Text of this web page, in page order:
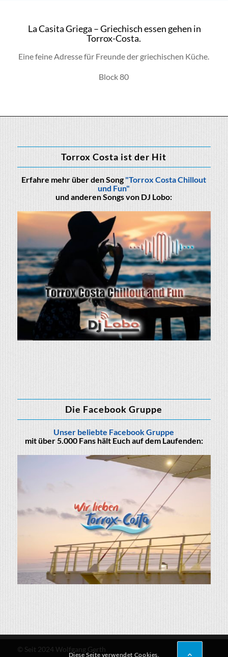
La Casita Griega – Griechisch essen gehen in
Torrox-Costa.
Eine feine Adresse für Freunde der griechischen Küche.
Block 80
Torrox Costa ist der Hit
Erfahre mehr über den Song"Torrox Costa Chillout
und Fun"
und anderen Songs von DJ Lobo:
Die Facebook Gruppe
Unser beliebte Facebook Gruppe
mit über 5.000 Fans hält Euch auf dem Laufenden:
© Seit 2024 Wolfgang Gerth
Diese Seite verwendet Cookies.